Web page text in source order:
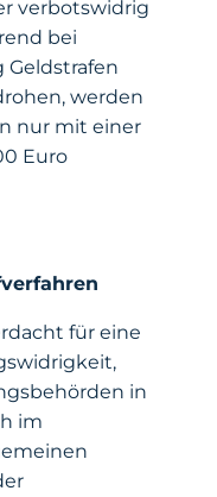
verbotswidrig
bei
werden
nur mit einer
Euro
für eine
in
im